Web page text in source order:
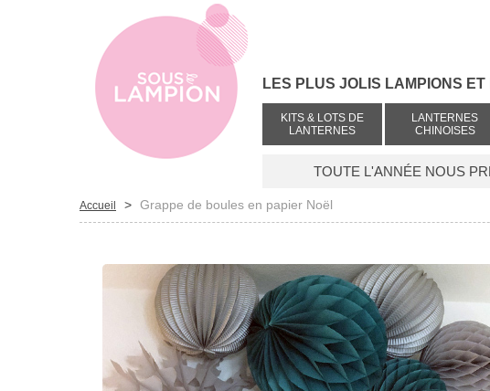
LES PLUS JOLIS LAMPIONS
KITS & LOTS DE
LANTERNES
LANTERNES
CHINOISES
TOUTE L'ANNÉE NOUS
Accueil > Grappe de boules en papier Noël